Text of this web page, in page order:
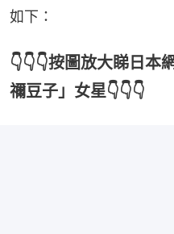
如下：
👇👇👇按圖放大睇日
禰豆子」女星👇👇👇